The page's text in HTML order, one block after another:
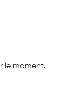
le moment.